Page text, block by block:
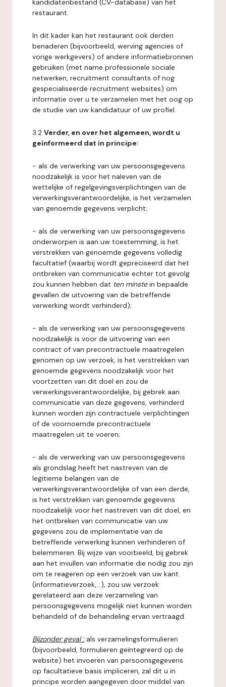
kandidatenbestand (CV-database) van het
restaurant.
In dit kader kan het restaurant ook derden
benaderen (bijvoorbeeld, werving agencies of
vorige werkgevers) of andere informatiebronnen
gebruiken (met name professionele sociale
netwerken, recruitment consultants of nog
gespecialiseerde recruitment websites) om
informatie over u te verzamelen met het oog op
de studie van uw kandidatuur of uw profiel.
3.2 Verder, en over het algemeen, wordt u
geïnformeerd dat in principe:
- als de verwerking van uw persoonsgegevens
noodzakelijk is voor het naleven van de
wettelijke of regelgevingsverplichtingen van de
verwerkingsverantwoordelijke, is het verzamelen
van genoemde gegevens verplicht;
- als de verwerking van uw persoonsgegevens
onderworpen is aan uw toestemming, is het
verstrekken van genoemde gegevens volledig
facultatief (waarbij wordt gepreciseerd dat het
ontbreken van communicatie echter tot gevolg
zou kunnen hebben dat ten minstein bepaalde
gevallen de uitvoering van de betreffende
verwerking wordt verhinderd);
- als de verwerking van uw persoonsgegevens
noodzakelijk is voor de uitvoering van een
contract of van precontractuele maatregelen
genomen op uw verzoek, is het verstrekken van
genoemde gegevens noodzakelijk voor het
voortzetten van dit doel en zou de
verwerkingsverantwoordelijke, bij gebrek aan
communicatie van deze gegevens, verhinderd
kunnen worden zijn contractuele verplichtingen
of de voornoemde precontractuele
maatregelen uit te voeren;
- als de verwerking van uw persoonsgegevens
als grondslag heeft het nastreven van de
legitieme belangen van de
verwerkingsverantwoordelijke of van een derde,
is het verstrekken van genoemde gegevens
noodzakelijk voor het nastreven van dit doel, en
het ontbreken van communicatie van uw
gegevens zou de implementatie van de
betreffende verwerking kunnen verhinderen of
belemmeren. Bij wijze van voorbeeld, bij gebrek
aan het invullen van informatie die nodig zou zijn
om te reageren op een verzoek van uw kant
(informatieverzoek,...), zou uw verzoek
gerelateerd aan deze verzameling van
persoonsgegevens mogelijk niet kunnen worden
behandeld of de behandeling ervan vertraagd.
Bijzonder geval : als verzamelingsformulieren
(bijvoorbeeld, formulieren geïntegreerd op de
website) het invoeren van persoonsgegevens
op facultatieve basis impliceren, zal dit u in
principe worden aangegeven door middel van